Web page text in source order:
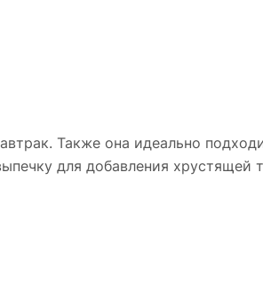
Также она идеально
для добавления хрустящей